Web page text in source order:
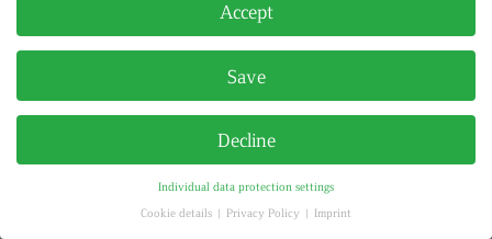
Accept
Save
Decline
Individual data protection settings
Cookie details
Privacy Policy Imprint